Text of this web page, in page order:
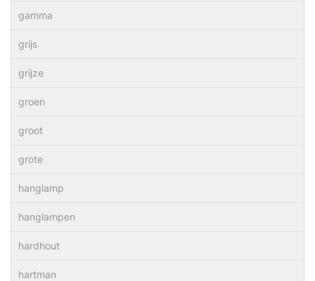
gamma
grijs
grijze
groen
groot
grote
hanglamp
hanglampen
hardhout
hartman